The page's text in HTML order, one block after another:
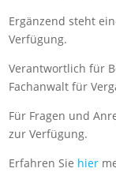
Ergänzend steht
Verfügung.
Verantwortlich für
Fachanwalt für
Für Fragen und
zur Verfügung.
Erfahren Sie hier